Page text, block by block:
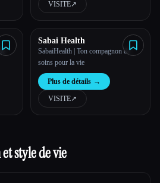
VISITE↗︎
Sabai Health
SabaiHealth | Ton compagnon de
soins pour la vie
Plus de détails →
VISITE↗︎
style de vie